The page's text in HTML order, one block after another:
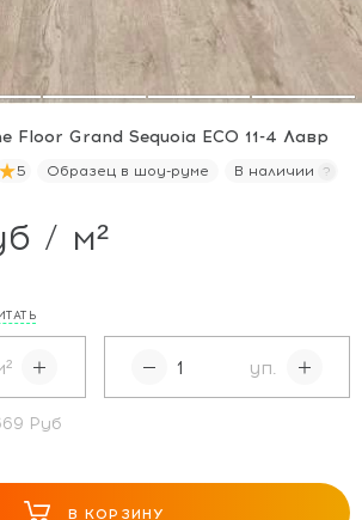
Floor Grand Sequoia ECO 11-4 Лавр
5 Образец в шоу-руме В наличии
/ м²
уп.
Руб
В КОРЗИНУ